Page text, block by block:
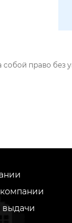
собой право
выдачи